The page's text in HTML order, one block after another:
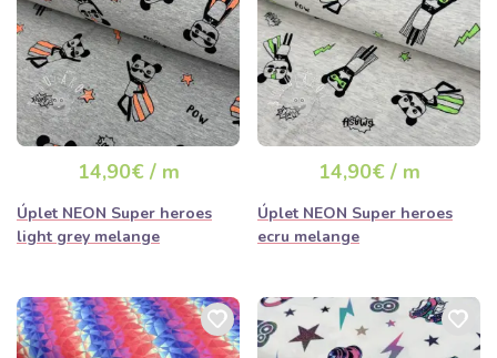
14,90€ / m
Úplet NEON Super heroes
light grey melange
14,90€ / m
Úplet NEON Super heroes
ecru melange